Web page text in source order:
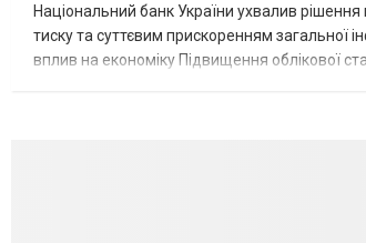
Національний банк України ухвалив
тиску та суттєвим прискоренням загальної
вплив на економіку Підвищення облікової